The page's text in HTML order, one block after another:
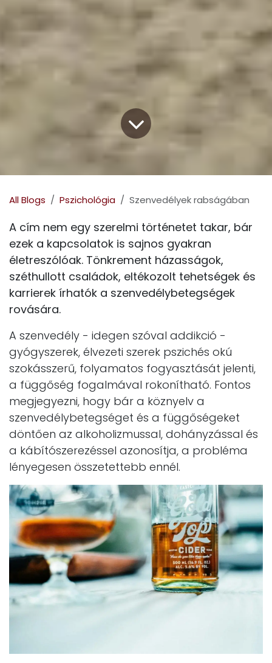
All Blogs Pszichológia Szenvedélyek rabságában
A cím nem egy szerelmi történetet takar, bár
ezek a kapcsolatok is sajnos gyakran
életreszólóak. Tönkrement házasságok,
széthullott családok, eltékozolt tehetségek és
karrierek írhatók a szenvedélybetegségek
rovására.
A szenvedély - idegen szóval addikció -
gyógyszerek, élvezeti szerek pszichés okú
szokásszerű, folyamatos fogyasztását jelenti,
a függőség fogalmával rokonítható. Fontos
megjegyezni, hogy bár a köznyelv a
szenvedélybetegséget és a függőségeket
döntően az alkoholizmussal, dohányzással és
a kábítószerezéssel azonosítja, a probléma
lényegesen összetettebb ennél.